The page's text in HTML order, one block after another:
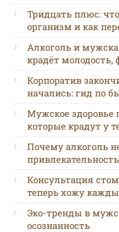
Тридцать плюс:
организм и как
Алкоголь и
крадёт молодость,
Корпоратив
начались: гид по
Мужское здоровье
которые крадут у
Почему алкоголь
Консультация
теперь хожу
Эко-тренды в
осознанность